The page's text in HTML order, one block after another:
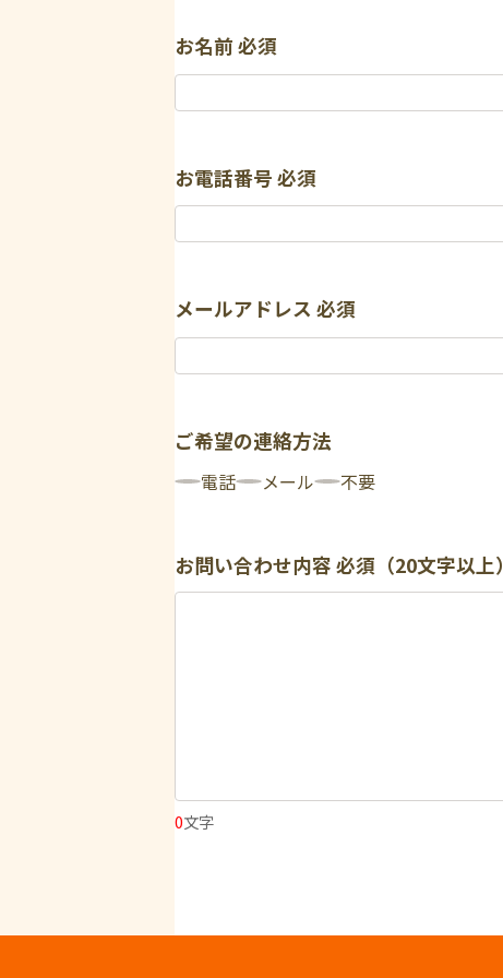
お名前必須
お電話番号必須
メールアドレス 必須
ご希望の連絡方法
電話 メール 不要
お問い合わせ内容必須（20文字以上）
0文字